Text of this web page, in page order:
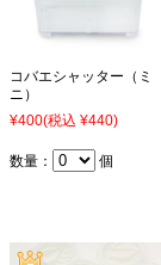
コバエシャッター（ミ
ニ）
¥400(税込 ¥440)
数量： 個